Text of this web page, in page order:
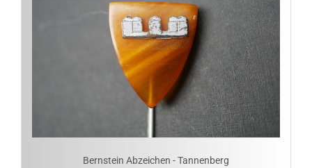
Bernstein Abzeichen - Tannenberg